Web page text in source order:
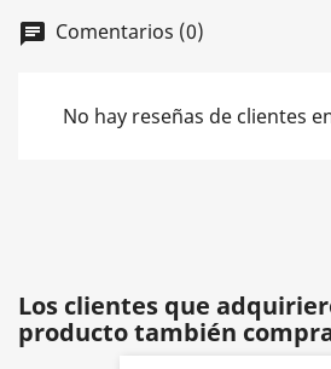
chat Comentarios (0)
No hay reseñas de clientes
Los clientes que
producto también